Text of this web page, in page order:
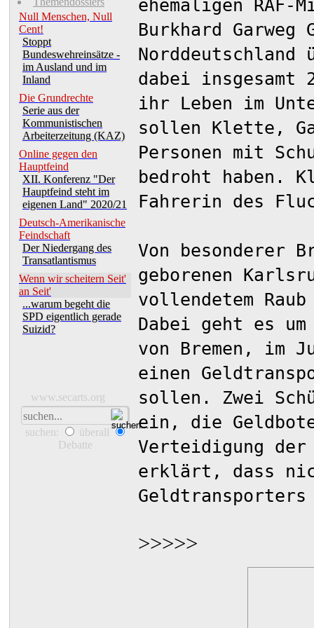
Null Menschen, Null
Cent!
Stoppt
Bundeswehreinsätze -
im Ausland und im
Inland
Die Grundrechte
Serie aus der
Kommunistischen
Arbeiterzeitung (KAZ)
Online gegen den
Hauptfeind
XII. Konferenz "Der
Hauptfeind steht im
eigenen Land" 2020/21
Deutsch-Amerikanische
Feindschaft
Der Niedergang des
Transatlantismus
Wenn wir scheitern Seit'
an Seit'
...warum begeht die
SPD eigentlich gerade
Suizid?
www.secarts.org
suchen:
überall
Debatte
ehemaligen
Burkhard
dabei
ihr Leben im
sollen Klette,
Personen mit
bedroht haben.
Fahrerin des
Von besonderer
geborenen
vollendetem
Dabei geht es
von Bremen, im
einen
sollen. Zwei
ein, die
Verteidigung
erklärt, dass
Geldtransporters
>>>>>